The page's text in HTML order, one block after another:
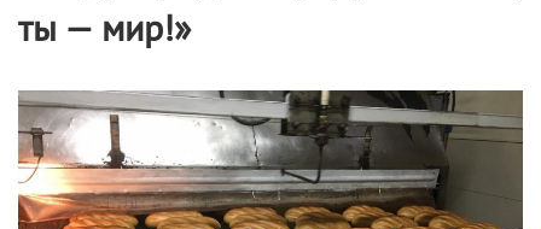
ты — мир!»